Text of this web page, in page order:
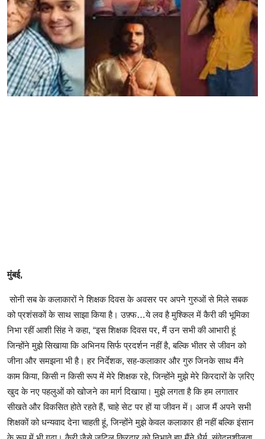
टेक
मुंबई,
सोनी सब के कलाकारों ने शिक्षक दिवस के अवसर पर अपने गुरुओं से मिले सबक
को प्रशंसकों के साथ साझा किया है। उफ़्फ…ये लव है मुश्किल में कैरी की भूमिका
निभा रहीं आशी सिंह ने कहा, “इस शिक्षक दिवस पर, मैं उन सभी की आभारी हूं
जिन्होंने मुझे सिखाया कि अभिनय सिर्फ प्रदर्शन नहीं है, बल्कि भीतर से जीवन को
जीना और समझना भी है। हर निर्देशक, सह-कलाकार और गुरु जिनके साथ मैंने
काम किया, किसी न किसी रूप में मेरे शिक्षक रहे, जिन्होंने मुझे मेरे किरदारों के ज़रिए
खुद के नए पहलुओं को खोजने का मार्ग दिखाया। मुझे लगता है कि हम लगातार
सीखते और विकसित होते रहते हैं, चाहे सेट पर हों या जीवन में। आज मैं अपने सभी
शिक्षकों को धन्यवाद देना चाहती हूं, जिन्होंने मुझे केवल कलाकार ही नहीं बल्कि इंसान